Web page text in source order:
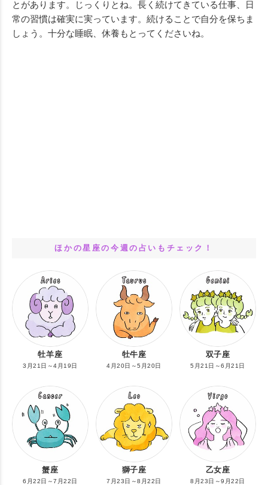
とがあります。じっくりとね。長く続けてきている仕事、日
常の習慣は確実に実っています。続けることで自分を保ちま
しょう。十分な睡眠、休養もとってくださいね。
ほかの星座の今週の占いもチェック！
牡羊座
3月21日～4月19日
牡牛座
4月20日～5月20日
双子座
5月21日～6月21日
蟹座
6月22日～7月22日
獅子座
7月23日～8月22日
乙女座
8月23日～9月22日